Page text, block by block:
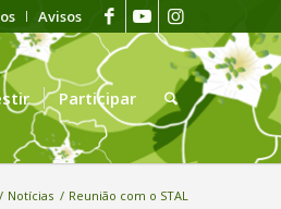
Avisos
Participar
/ Notícias / Reunião com o STAL